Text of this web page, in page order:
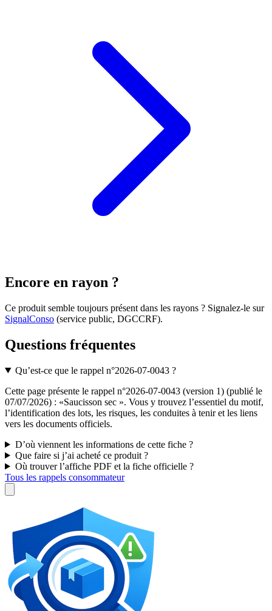
Encore en rayon ?
Ce produit semble toujours présent dans les rayons ? Signalez-le sur
SignalConso (service public, DGCCRF).
Questions fréquentes
Qu’est-ce que le rappel n°2026-07-0043 ?
Cette page présente le rappel n°2026-07-0043 (version 1) (publié le
07/07/2026) : «Saucisson sec ». Vous y trouvez l’essentiel du motif,
l’identification des lots, les risques, les conduites à tenir et les liens
vers les documents officiels.
D’où viennent les informations de cette fiche ?
Que faire si j’ai acheté ce produit ?
Où trouver l’affiche PDF et la fiche officielle ?
Tous les rappels consommateur